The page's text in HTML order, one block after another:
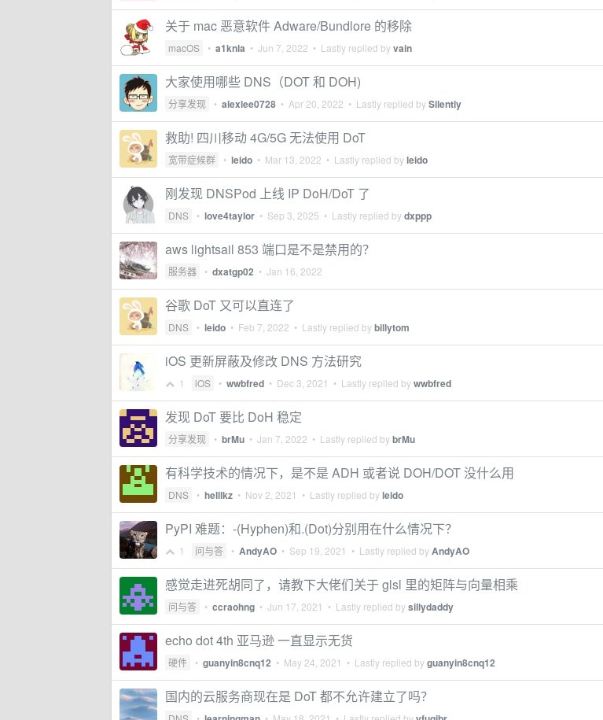
关于 mac 恶意软件 Adware/Bundlore 的移除
macOS • a1knla • Jun 7, 2022 • Lastly replied byvain
大家使用哪些 DNS（DOT 和 DOH)
分享发现 • alexlee0728 • Apr 20, 2022 • Lastly replied bySilently
救助! 四川移动 4G/5G 无法使用 DoT
宽带症候群 • leido • Mar 13, 2022 • Lastly replied byleido
刚发现 DNSPod 上线 IP DoH/DoT 了
DNS • love4taylor • Sep 3, 2025 • Lastly replied bydxppp
aws lightsail 853 端口是不是禁用的？
服务器 • dxatgp02 • Jan 16, 2022
谷歌 DoT 又可以直连了
DNS • leido • Feb 7, 2022 • Lastly replied bybillytom
iOS 更新屏蔽及修改 DNS 方法研究
1 iOS • wwbfred • Dec 3, 2021 • Lastly replied bywwbfred
发现 DoT 要比 DoH 稳定
分享发现 • brMu • Jan 7, 2022 • Lastly replied bybrMu
有科学技术的情况下，是不是 ADH 或者说 DOH/DOT 没什么用
DNS • helllkz • Nov 2, 2021 • Lastly replied byleido
PyPI 难题：-(Hyphen)和.(Dot)分别用在什么情况下？
1 问与答 • AndyAO • Sep 19, 2021 • Lastly replied byAndyAO
感觉走进死胡同了，请教下大佬们关于 glsl 里的矩阵与向量相乘
问与答 • ccraohng • Jun 17, 2021 • Lastly replied bysillydaddy
echo dot 4th 亚马逊 一直显示无货
硬件 • guanyin8cnq12 • May 24, 2021 • Lastly replied byguanyin8cnq12
国内的云服务商现在是 DoT 都不允许建立了吗？